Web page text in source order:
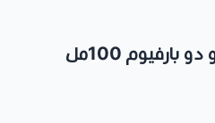
100مل